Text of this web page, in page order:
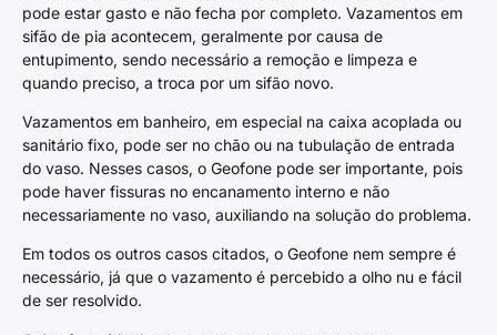
pode estar gasto e não fecha por completo. Vazamentos em
sifão de pia acontecem, geralmente por causa de
entupimento, sendo necessário a remoção e limpeza e
quando preciso, a troca por um sifão novo.
Vazamentos em banheiro, em especial na caixa acoplada ou
sanitário fixo, pode ser no chão ou na tubulação de entrada
do vaso. Nesses casos, o Geofone pode ser importante, pois
pode haver fissuras no encanamento interno e não
necessariamente no vaso, auxiliando na solução do problema.
Em todos os outros casos citados, o Geofone nem sempre é
necessário, já que o vazamento é percebido a olho nu e fácil
de ser resolvido.